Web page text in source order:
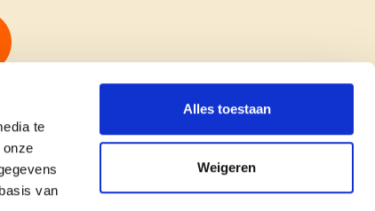
te
van
Alles toestaan
Weigeren